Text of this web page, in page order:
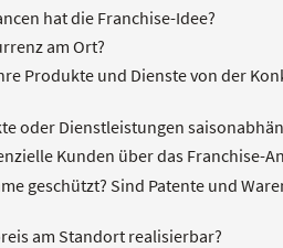
hat die Franchise-Idee?
am Ort?
Produkte und Dienste von der
oder Dienstleistungen
Kunden über das Franchise-
geschützt? Sind Patente und
am Standort realisierbar?